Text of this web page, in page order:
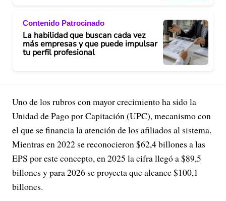
Contenido Patrocinado
La habilidad que buscan cada vez
más empresas y que puede impulsar
tu perfil profesional
Uno de los rubros con mayor crecimiento ha sido la
Unidad de Pago por Capitación (UPC), mecanismo con
el que se financia la atención de los afiliados al sistema.
Mientras en 2022 se reconocieron $62,4 billones a las
EPS por este concepto, en 2025 la cifra llegó a $89,5
billones y para 2026 se proyecta que alcance $100,1
billones.